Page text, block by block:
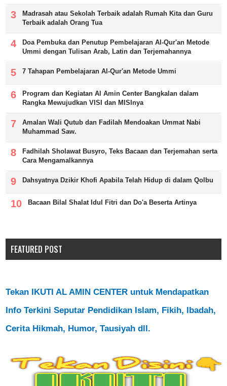
Madrasah atau Sekolah Terbaik adalah Rumah Kita dan Guru
Terbaik adalah Orang Tua
Doa Pembuka dan Penutup Pembelajaran Al-Qur'an Metode
Ummi dengan Tulisan Arab, Latin dan Terjemahannya
7 Tahapan Pembelajaran Al-Qur'an Metode Ummi
Program dan Kegiatan Al Amin Center Bangkalan dalam
Rangka Mewujudkan VISI dan MISInya
Amalan Wali Qutub dan Fadilah Mendoakan Ummat Nabi
Muhammad Saw.
Fadhilah Sholawat Busyro, Teks Bacaan dan Terjemahan serta
Cara Mengamalkannya
Dahsyatnya Dzikir Khofi Apabila Telah Hidup di dalam Qolbu
Bacaan Bilal Shalat Idul Fitri dan Do'a Beserta Artinya
FEATURED POST
Tekan IKUTI AL AMIN CENTER untuk Mendapatkan
Info Terkini Seputar Pendidikan Islam, Fikih, Ibadah,
Cerita Hikmah, Humor, Tausiyah dll.